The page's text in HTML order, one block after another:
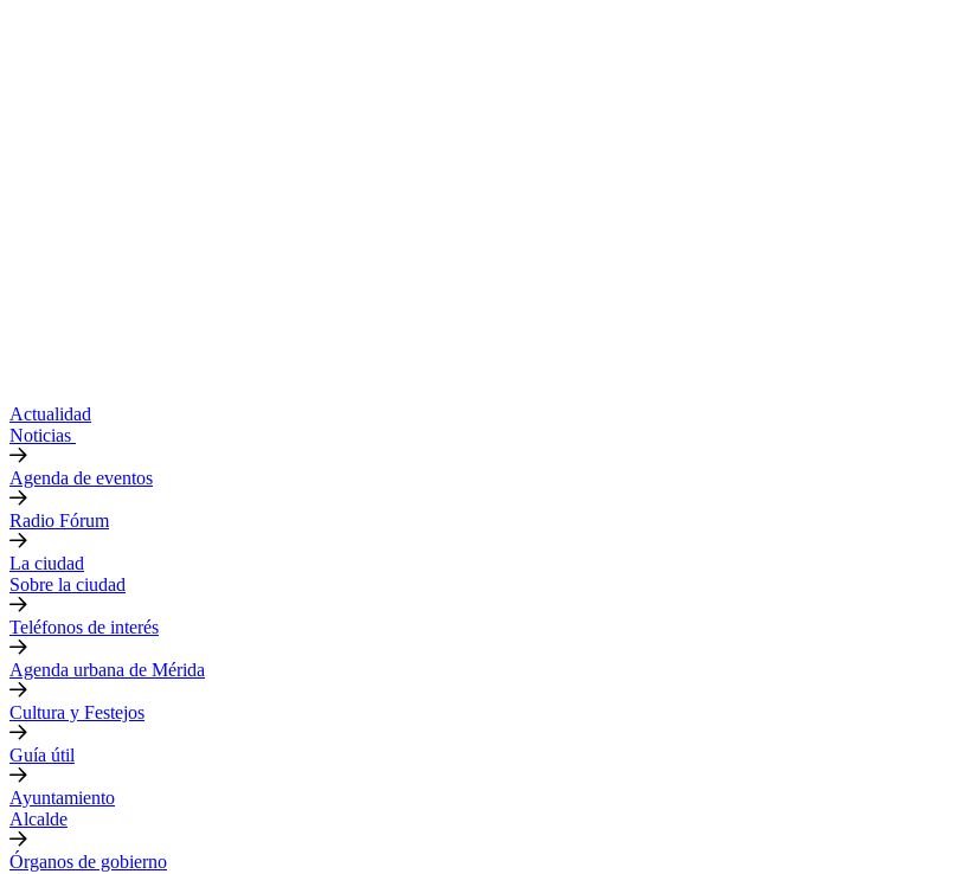
Actualidad
Noticias
Agenda de eventos
Radio Fórum
La ciudad
Sobre la ciudad
Teléfonos de interés
Agenda urbana de Mérida
Cultura y Festejos
Guía útil
Ayuntamiento
Alcalde
Órganos de gobierno